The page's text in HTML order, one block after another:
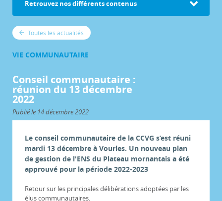
Retrouvez nos différents contenus
Toutes les actualités
VIE COMMUNAUTAIRE
Conseil communautaire :
réunion du 13 décembre
2022
Publié le 14 décembre 2022
Le conseil communautaire de la CCVG s’est réuni
mardi 13 décembre à Vourles. Un nouveau plan
de gestion de l'ENS du Plateau mornantais a été
approuvé pour la période 2022-2023
Retour sur les principales délibérations adoptées par les
élus communautaires.